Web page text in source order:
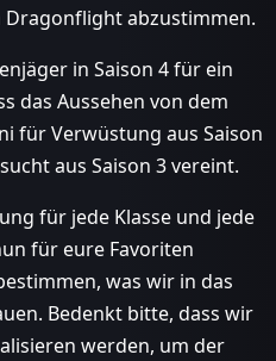
Dragonflight abzustimmen.
in Saison 4 für ein
das Aussehen von dem
für Verwüstung aus Saison
aus Saison 3 vereint.
für jede Klasse und jede
für eure Favoriten
was wir in das
Bedenkt bitte, dass wir
werden, um der